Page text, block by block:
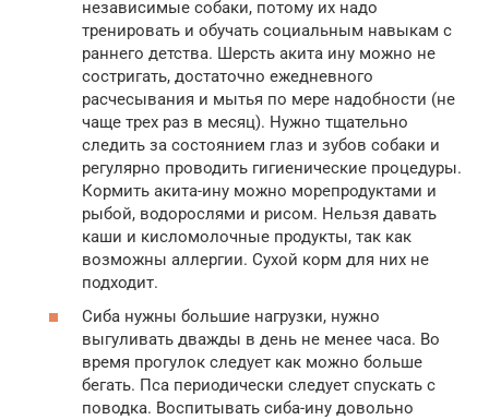
независимые собаки, потому их надо
тренировать и обучать социальным навыкам с
раннего детства. Шерсть акита ину можно не
состригать, достаточно ежедневного
расчесывания и мытья по мере надобности (не
чаще трех раз в месяц). Нужно тщательно
следить за состоянием глаз и зубов собаки и
регулярно проводить гигиенические процедуры.
Кормить акита-ину можно морепродуктами и
рыбой, водорослями и рисом. Нельзя давать
каши и кисломолочные продукты, так как
возможны аллергии. Сухой корм для них не
подходит.
Сиба нужны большие нагрузки, нужно
выгуливать дважды в день не менее часа. Во
время прогулок следует как можно больше
бегать. Пса периодически следует спускать с
поводка. Воспитывать сиба-ину довольно